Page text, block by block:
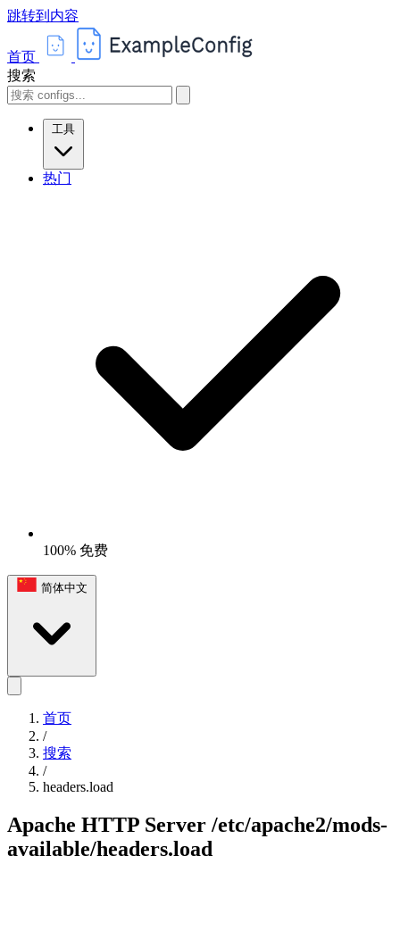
跳转到内容
首页
搜索
工具
热门
100% 免费
简体中文
首页
/
搜索
/
headers.load
Apache HTTP Server /etc/apache2/mods-
available/headers.load